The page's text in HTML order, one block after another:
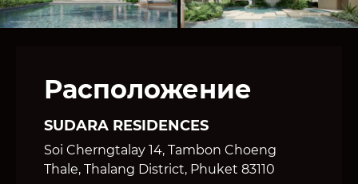
Расположение
SUDARA RESIDENCES
Soi Cherngtalay 14, Tambon Choeng
Thale, Thalang District, Phuket 83110